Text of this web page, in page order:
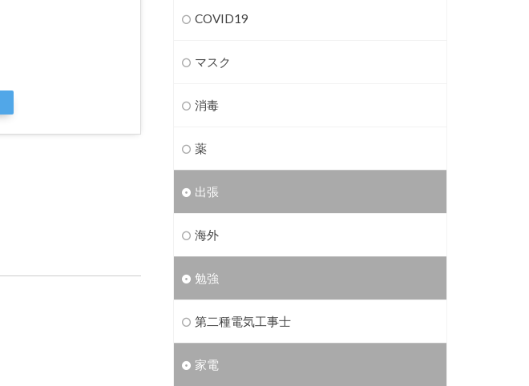
COVID19
マスク
消毒
薬
出張
海外
勉強
第二種電気工事士
家電